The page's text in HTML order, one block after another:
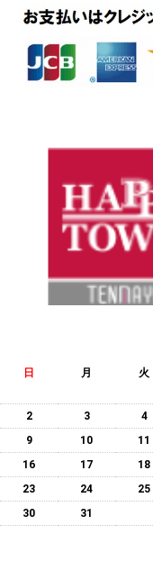
日 月 火
2
3 4
9
10 11
16
17 18
23
24 25
30
31